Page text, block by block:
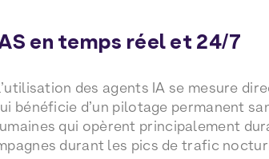
en temps réel et 24/7
des agents IA se mesure
bénéficie d’un pilotage permanent
qui opèrent principalement
durant les pics de trafic